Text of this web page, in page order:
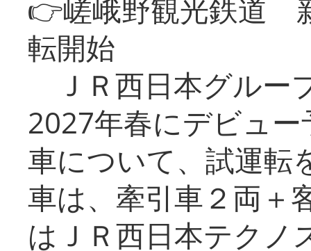
👉嵯峨野観光鉄道
転開始
ＪＲ西日本グルー
2027年春にデビュ
車について、試運転
車は、牽引車２両＋
はＪＲ西日本テクノ